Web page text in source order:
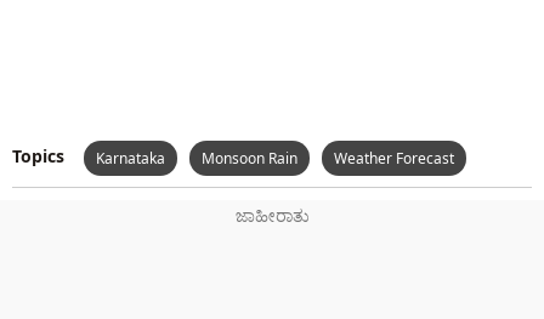
Topics Karnataka Monsoon Rain Weather Forecast